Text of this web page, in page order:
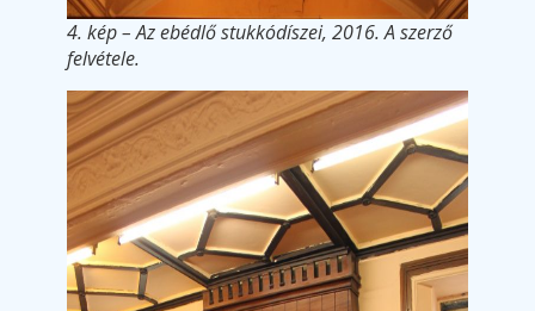
4. kép – Az ebédlő stukkódíszei, 2016. A szerző
felvétele.